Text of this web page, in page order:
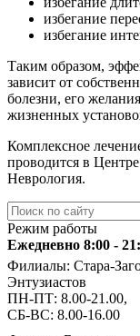
избегание
избегание
Таким образом,
зависит от
болезни, его
жизненных
Комплексное
проводится в
Неврология.
Режим работы
Ежедневно 8:00 -
Филиалы: Стара-
Энтузиастов
ПН-ПТ: 8.00-21.00,
СБ-ВС: 8.00-16.00